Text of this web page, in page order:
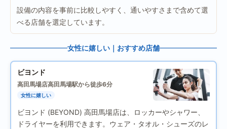
設備の内容を事前に比較しやすく、通いやすさまで含めて選
べる店舗を選定しています。
女性に嬉しい｜おすすめ店舗
ビヨンド
高田馬場店高田馬場駅から徒歩6分
女性に嬉しい
ビヨンド (BEYOND) 高田馬場店は、ロッカーやシャワー、
ドライヤーを利用できます。ウェア・タオル・シューズのレ